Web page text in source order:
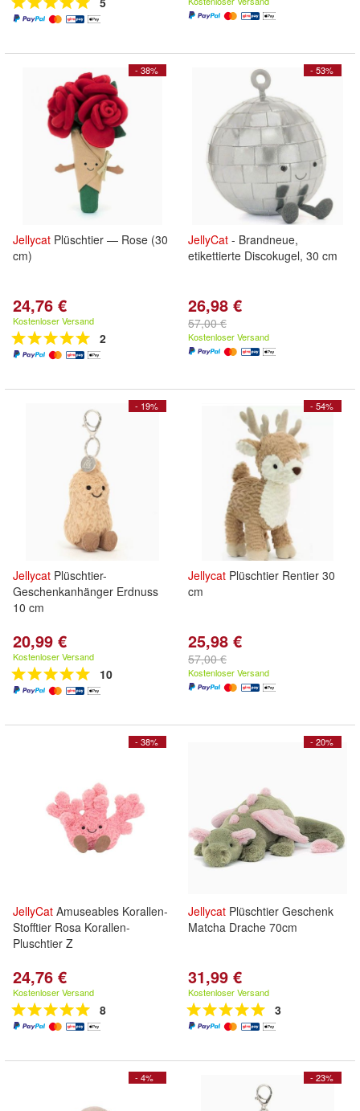
- 38%
Jellycat Plüschtier — Rose (30
cm)
24,76 €
Kostenloser Versand
2
- 53%
JellyCat - Brandneue,
etikettierte Discokugel, 30 cm
26,98 €
57,00 €
Kostenloser Versand
- 19%
Jellycat Plüschtier-
Geschenkanhänger Erdnuss
10 cm
20,99 €
Kostenloser Versand
10
- 54%
Jellycat Plüschtier Rentier 30
cm
25,98 €
57,00 €
Kostenloser Versand
- 38%
JellyCat Amuseables Korallen-
Stofftier Rosa Korallen-
Pluschtier Z
24,76 €
Kostenloser Versand
8
- 20%
Jellycat Plüschtier Geschenk
Matcha Drache 70cm
31,99 €
Kostenloser Versand
3
- 4% - 23%